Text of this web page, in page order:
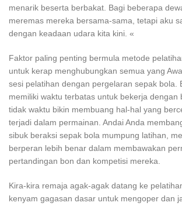
menarik beserta berbakat. Bagi beberapa
meremas mereka bersama-sama, tetapi aku
dengan keadaan udara kita kini. «
Faktor paling penting bermula metode
untuk kerap menghubungkan semua yang
sesi pelatihan dengan pergelaran sepak bola.
memiliki waktu terbatas untuk bekerja dengan
tidak waktu bikin membuang hal-hal yang
terjadi dalam permainan. Andai Anda
sibuk beraksi sepak bola mumpung latihan,
berperan lebih benar dalam membawakan
pertandingan bon dan kompetisi mereka.
Kira-kira remaja agak-agak datang ke
kenyam gagasan dasar untuk mengoper dan